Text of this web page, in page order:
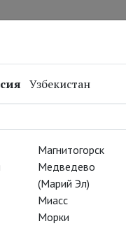
Узбекистан
Магнитогорск
Медведево
(Марий Эл)
Миасс
Морки